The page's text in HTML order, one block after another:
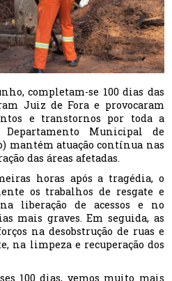
completam-se 100 dias das
Juiz de Fora e provocaram
e transtornos por toda a
Municipal de
mantém atuação contínua nas
das áreas afetadas.
horas após a tragédia, o
os trabalhos de resgate e
liberação de acessos e no
mais graves. Em seguida, as
na desobstrução de ruas e
na limpeza e recuperação dos
100 dias, vemos muito mais